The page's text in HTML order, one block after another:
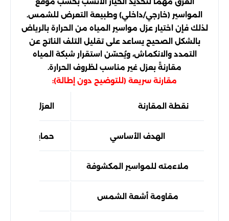
المواسير (خارجي/داخلي) وطبيعة التعرض للشمس.
لذلك فإن اختيار عزل مواسير المياه من الحرارة بالرياض
بالشكل الصحيح يساعد على تقليل التلف الناتج عن
التمدد والانكماش، ويُحسّن استقرار شبكة المياه
مقارنةً بعزل غير مناسب لظروف الحرارة.
مقارنة سريعة (للتوضيح دون إطالة):
نقطة المقارنة العزل العادي
الهدف الأساسي حماية عامة/
ملاءمته للمواسير المكشوفة
مقاومة أشعة الشمس